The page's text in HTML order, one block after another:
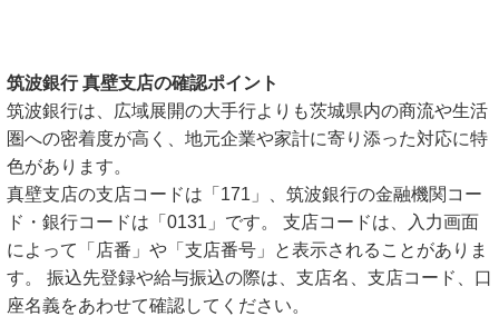
筑波銀行 真壁支店の確認ポイント
筑波銀行は、広域展開の大手行よりも茨城県内の商流や生活
圏への密着度が高く、地元企業や家計に寄り添った対応に特
色があります。
真壁支店の支店コードは「171」、筑波銀行の金融機関コー
ド・銀行コードは「0131」です。 支店コードは、入力画面
によって「店番」や「支店番号」と表示されることがありま
す。 振込先登録や給与振込の際は、支店名、支店コード、口
座名義をあわせて確認してください。